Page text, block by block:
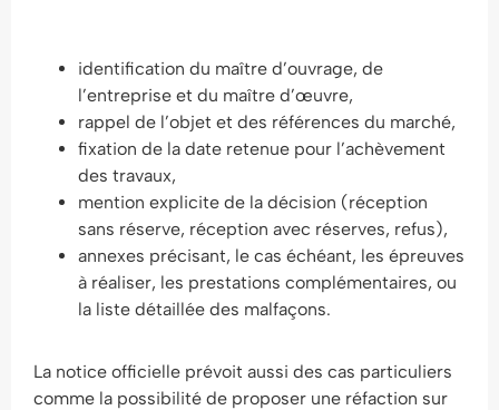
identification du maître d’ouvrage, de
l’entreprise et du maître d’œuvre,
rappel de l’objet et des références du marché,
fixation de la date retenue pour l’achèvement
des travaux,
mention explicite de la décision (réception
sans réserve, réception avec réserves, refus),
annexes précisant, le cas échéant, les épreuves
à réaliser, les prestations complémentaires, ou
la liste détaillée des malfaçons.
La notice officielle prévoit aussi des cas particuliers
comme la possibilité de proposer une réfaction sur